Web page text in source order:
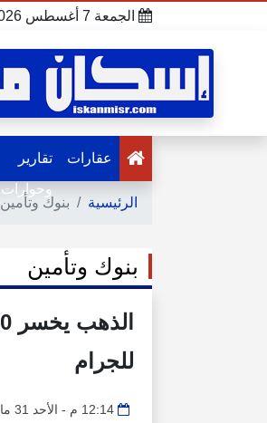
الجمعة 7 أغسطس 2026 - 00:56
عقارات
تقارير
وحوارات
الرئيسية بنوك وتأمين
بنوك وتأمين
للجرام
12:14 م - الأحد 31 مايو 2026